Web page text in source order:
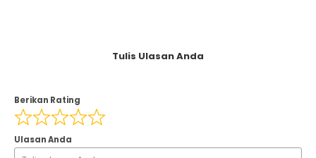
Tulis Ulasan Anda
Berikan Rating
Ulasan Anda